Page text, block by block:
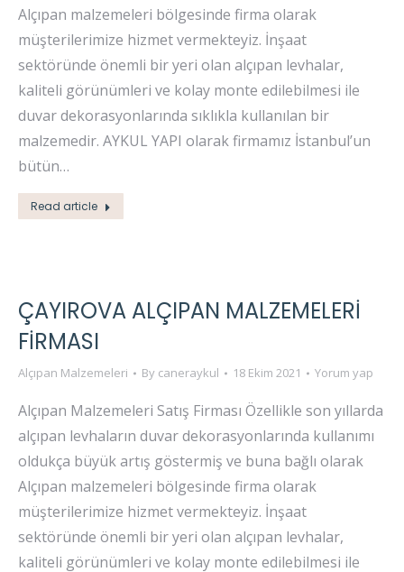
Alçıpan malzemeleri bölgesinde firma olarak
müşterilerimize hizmet vermekteyiz. İnşaat
sektöründe önemli bir yeri olan alçıpan levhalar,
kaliteli görünümleri ve kolay monte edilebilmesi ile
duvar dekorasyonlarında sıklıkla kullanılan bir
malzemedir. AYKUL YAPI olarak firmamız İstanbul’un
bütün…
Read article
ÇAYIROVA ALÇIPAN MALZEMELERI
FIRMASI
Alçıpan Malzemeleri By caneraykul 18 Ekim 2021 Yorum yap
Alçıpan Malzemeleri Satış Firması Özellikle son yıllarda
alçıpan levhaların duvar dekorasyonlarında kullanımı
oldukça büyük artış göstermiş ve buna bağlı olarak
Alçıpan malzemeleri bölgesinde firma olarak
müşterilerimize hizmet vermekteyiz. İnşaat
sektöründe önemli bir yeri olan alçıpan levhalar,
kaliteli görünümleri ve kolay monte edilebilmesi ile